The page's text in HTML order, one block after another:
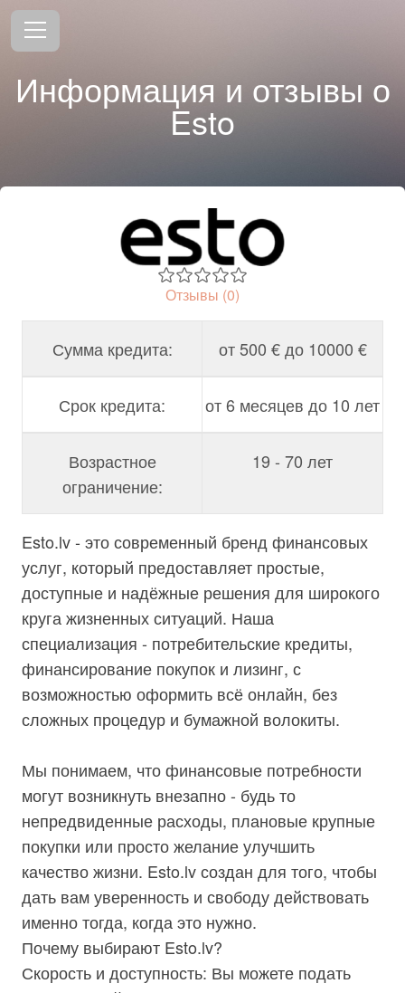
Информация и отзывы о
Esto
Отзывы (0)
Сумма кредита: от 500 € до 10000 €
Срок кредита: от 6 месяцев до 10 лет
Возрастное
ограничение:
19 - 70 лет
Esto.lv - это современный бренд финансовых
услуг, который предоставляет простые,
доступные и надёжные решения для широкого
круга жизненных ситуаций. Наша
специализация - потребительские кредиты,
финансирование покупок и лизинг, с
возможностью оформить всё онлайн, без
сложных процедур и бумажной волокиты.
Мы понимаем, что финансовые потребности
могут возникнуть внезапно - будь то
непредвиденные расходы, плановые крупные
покупки или просто желание улучшить
качество жизни. Esto.lv создан для того, чтобы
дать вам уверенность и свободу действовать
именно тогда, когда это нужно.
Почему выбирают Esto.lv?
Скорость и доступность: Вы можете подать